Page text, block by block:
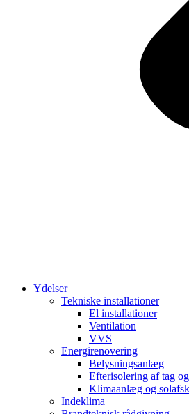
Ydelser
Tekniske installationer
El installationer
Ventilation
VVS
Energirenovering
Belysningsanlæg
Efterisolering af tag
Klimaanlæg og
Indeklima